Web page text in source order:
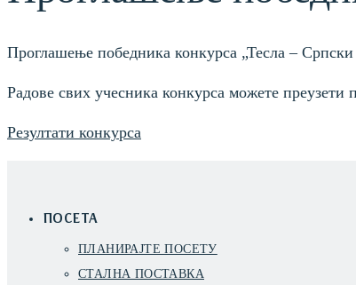
Проглашење победника конкурса „Тесла –
Радове свих учесника конкурса можете преузети
Резултати конкурса
ПОСЕТА
ПЛАНИРАЈТЕ ПОСЕТУ
СТАЛНА ПОСТАВКА